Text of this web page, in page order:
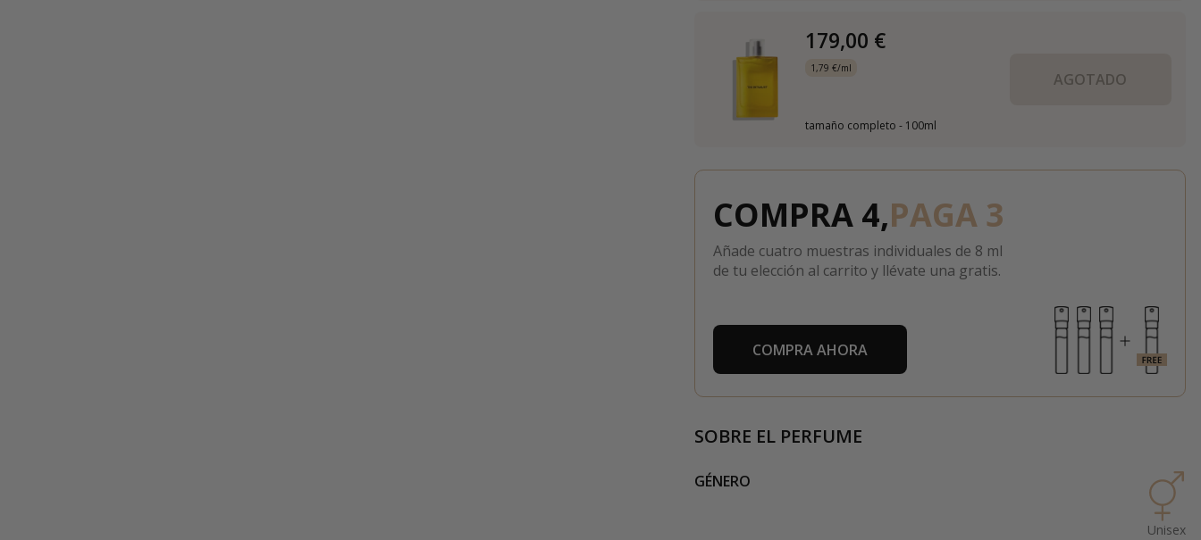
179,00 €
1,79 €/ml
tamaño completo - 100ml
AGOTADO
COMPRA 4,PAGA 3
Añade cuatro muestras individuales de 8 ml
de tu elección al carrito y llévate una gratis.
COMPRA AHORA
SOBRE EL PERFUME
GÉNERO
Unisex